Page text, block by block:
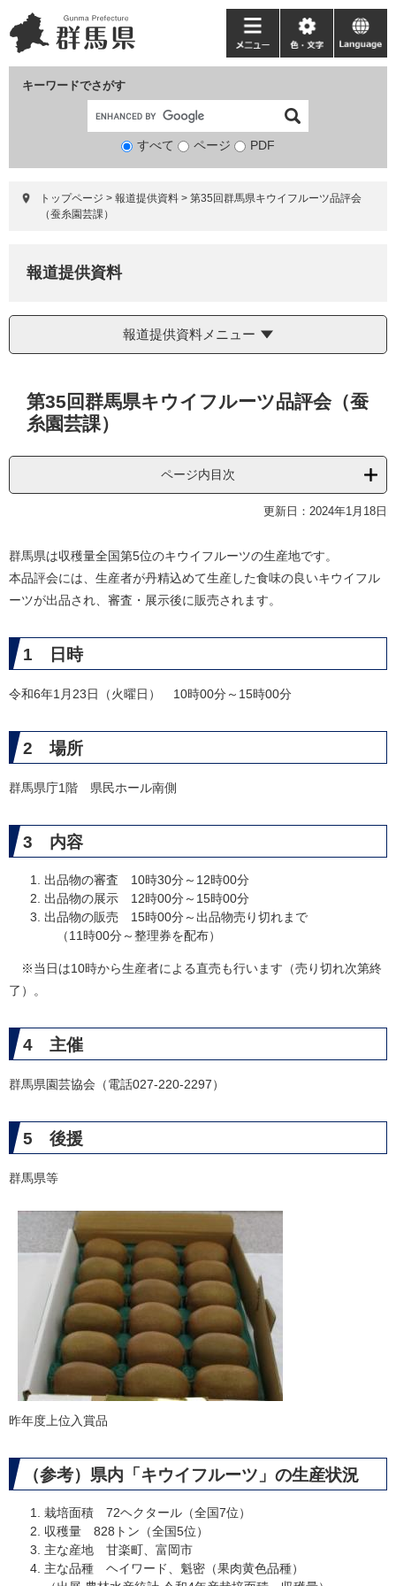
ー
ジ
ニ
ュ
て
キーワードでさがす
検
象
すべて ページ PDF
メ
ニ
ー
色・
文
language
トップページ > 報道提供資料 > 第35回群馬県キウイフルーツ品評会
（蚕糸園芸課）
報道提供資料
報道提供資料メニュー
第35回群馬県キウイフルーツ品評会（蚕
糸園芸課）
ページ内目次
更新日：2024年1月18日
群馬県は収穫量全国第5位のキウイフルーツの生産地です。
本品評会には、生産者が丹精込めて生産した食味の良いキウイフル
ーツが出品され、審査・展示後に販売されます。
1 日時
令和6年1月23日（火曜日） 10時00分～15時00分
2 場所
群馬県庁1階 県民ホール南側
3 内容
出品物の審査 10時30分～12時00分
出品物の展示 12時00分～15時00分
出品物の販売 15時00分～出品物売り切れまで
（11時00分～整理券を配布）
※当日は10時から生産者による直売も行います（売り切れ次第終
了）。
4 主催
群馬県園芸協会（電話027-220-2297）
5 後援
群馬県等
昨年度上位入賞品
​（参考）県内「キウイフルーツ」の生産状況
栽培面積 72ヘクタール（全国7位）
収穫量 828トン（全国5位）
主な産地 甘楽町、富岡市
​主な品種 ヘイワード、魁密（果肉黄色品種）